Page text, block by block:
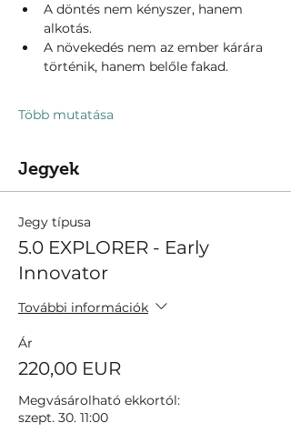
A döntés nem kényszer, hanem
alkotás.
A növekedés nem az ember kárára
történik, hanem belőle fakad.
Több mutatása
Jegyek
Jegy típusa
5.0 EXPLORER - Early
Innovator
További információk
Ár
220,00 EUR
Megvásárolható ekkortól:
szept. 30. 11:00